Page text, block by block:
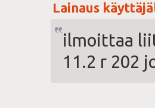
Lainaus
ilmoittaa
11.2 r 202